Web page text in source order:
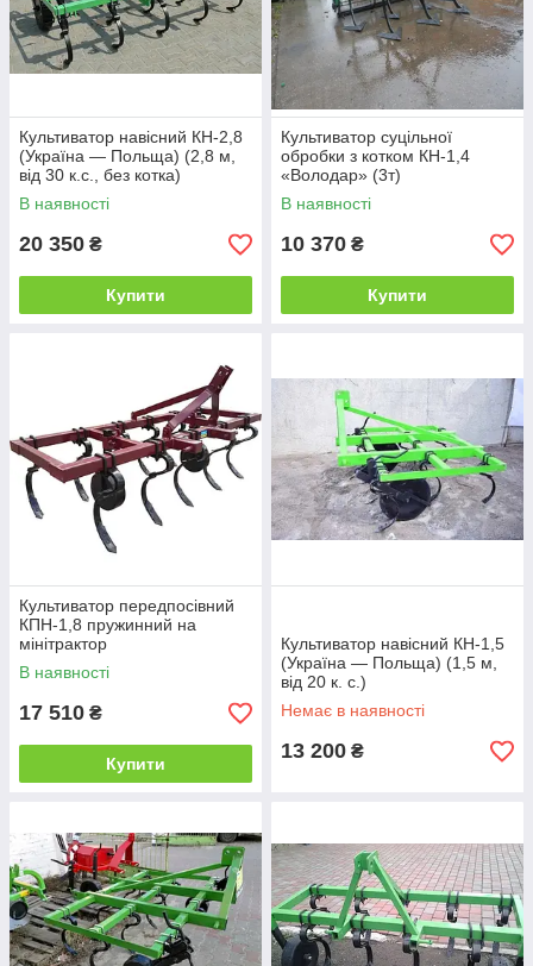
Культиватор навісний КН-2,8
(Україна — Польща) (2,8 м,
від 30 к.с., без котка)
В наявності
20 350 ₴
Купити
Культиватор суцільної
обробки з котком КН-1,4
«Володар» (3т)
В наявності
10 370 ₴
Купити
Культиватор передпосівний
КПН-1,8 пружинний на
мінітрактор
В наявності
17 510 ₴
Купити
Культиватор навісний КН-1,5
(Україна — Польща) (1,5 м,
від 20 к. с.)
Немає в наявності
13 200 ₴